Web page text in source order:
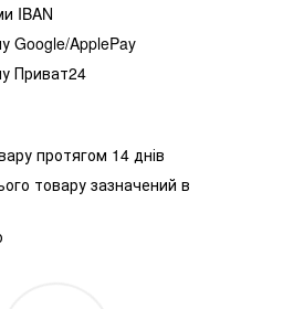
IBAN
Google/ApplePay
Приват24
протягом 14 днів
товару зазначений в